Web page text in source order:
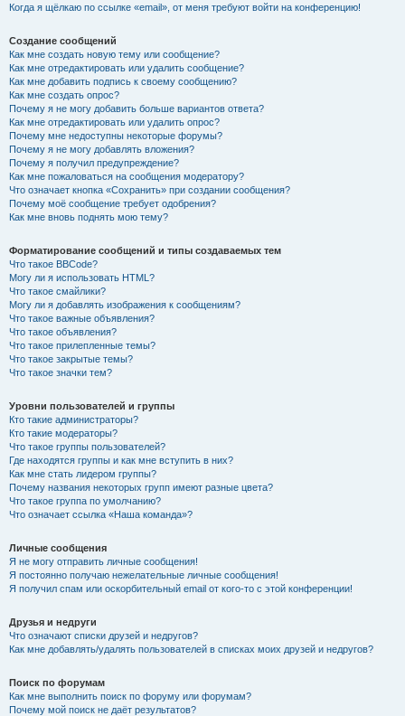
Когда я щёлкаю по ссылке «email», от меня требуют войти на конференцию!
Создание сообщений
Как мне создать новую тему или сообщение?
Как мне отредактировать или удалить сообщение?
Как мне добавить подпись к своему сообщению?
Как мне создать опрос?
Почему я не могу добавить больше вариантов ответа?
Как мне отредактировать или удалить опрос?
Почему мне недоступны некоторые форумы?
Почему я не могу добавлять вложения?
Почему я получил предупреждение?
Как мне пожаловаться на сообщения модератору?
Что означает кнопка «Сохранить» при создании сообщения?
Почему моё сообщение требует одобрения?
Как мне вновь поднять мою тему?
Форматирование сообщений и типы создаваемых тем
Что такое BBCode?
Могу ли я использовать HTML?
Что такое смайлики?
Могу ли я добавлять изображения к сообщениям?
Что такое важные объявления?
Что такое объявления?
Что такое прилепленные темы?
Что такое закрытые темы?
Что такое значки тем?
Уровни пользователей и группы
Кто такие администраторы?
Кто такие модераторы?
Что такое группы пользователей?
Где находятся группы и как мне вступить в них?
Как мне стать лидером группы?
Почему названия некоторых групп имеют разные цвета?
Что такое группа по умолчанию?
Что означает ссылка «Наша команда»?
Личные сообщения
Я не могу отправить личные сообщения!
Я постоянно получаю нежелательные личные сообщения!
Я получил спам или оскорбительный email от кого-то с этой конференции!
Друзья и недруги
Что означают списки друзей и недругов?
Как мне добавлять/удалять пользователей в списках моих друзей и недругов?
Поиск по форумам
Как мне выполнить поиск по форуму или форумам?
Почему мой поиск не даёт результатов?